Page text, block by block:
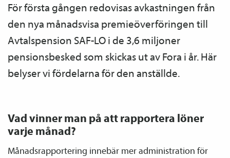
För första gången redovisas avkastningen från
den nya månadsvisa premieöverföringen till
Avtals­pension SAF-LO i de 3,6 miljoner
pensions­besked som skickas ut av Fora i år. Här
belyser vi fördelarna för den anställde.
Vad vinner man på att rapportera löner
varje månad?
Månads­rapportering innebär mer administration för